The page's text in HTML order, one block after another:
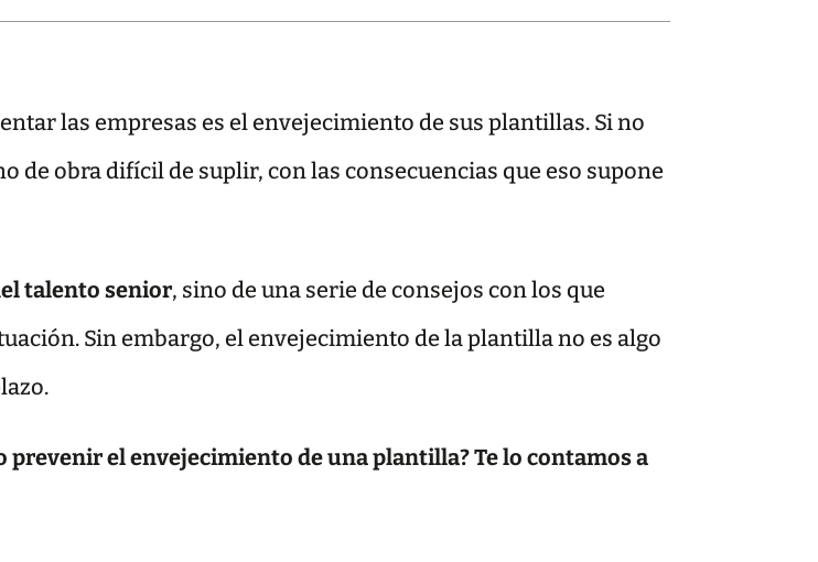
las empresas es el envejecimiento de sus plantillas. Si no
de obra difícil de suplir, con las consecuencias que eso supone
talento senior, sino de una serie de consejos con los que
Sin embargo, el envejecimiento de la plantilla no es algo
prevenir el envejecimiento de una plantilla? Te lo contamos a